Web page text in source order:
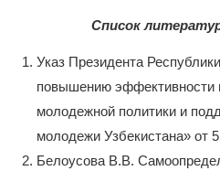
Список
Указ Президента
повышению эффективности
молодежной политики и
молодежи Узбекистана» от
Белоусова В.В.